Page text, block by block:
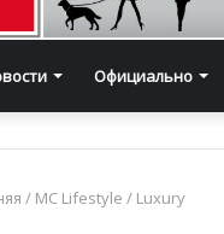
Официально
/ MC Lifestyle / Luxury